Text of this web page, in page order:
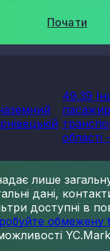
Почати
49.39
області
лише
дані,
доступні в
обмежену